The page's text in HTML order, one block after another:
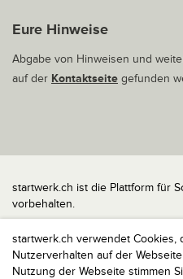
startwerk.ch verwendet Cookies,
Nutzerverhalten auf der
Nutzung der Webseite stimmen
Eure Hinweise
Abgabe von Hinweisen und
auf der Kontaktseite gefunden
startwerk.ch ist die Plattform für
vorbehalten.
Impressum
Kontakt
nach oben